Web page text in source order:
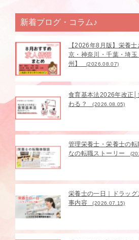
新着ブログ・コラム♪
【2026年8月版】栄養
京・神奈川・千葉・埼
州】
(2026.08.07)
食育基本法2026年改正
わる？
(2026.08.05)
管理栄養士・栄養士の
なの転職ストーリー
栄養士の一日｜ドラッ
事内容 (2026.07.15)